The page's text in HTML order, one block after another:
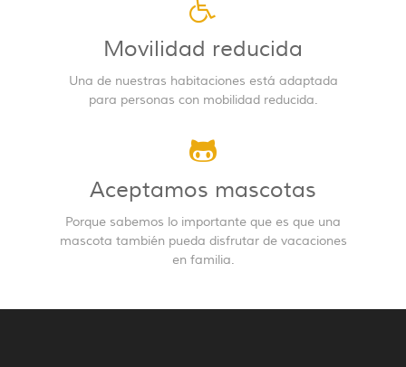
Movilidad reducida
Una de nuestras habitaciones está adaptada
para personas con mobilidad reducida.
Aceptamos mascotas
Porque sabemos lo importante que es que una
mascota también pueda disfrutar de vacaciones
en familia.